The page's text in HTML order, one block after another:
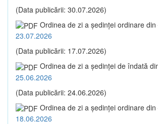
(Data publicării: 30.07.2026)
Ordinea de zi a şedinţei ordinare
23.07.2026
(Data publicării: 17.07.2026)
Ordinea de zi a şedinţei de îndată
25.06.2026
(Data publicării: 24.06.2026)
Ordinea de zi a şedinţei ordinare
18.06.2026